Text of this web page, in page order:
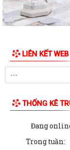
Chẩm 2
TỜ TRÌNH Về việc
TỜ TRÌNH V/v xin ý
Kế hoạch Tổ chức
"Bình dân học vụ số"
QUYẾT ĐỊNH Về
LIÊN KẾT
THỐNG KÊ
Đang
Trong tuần: